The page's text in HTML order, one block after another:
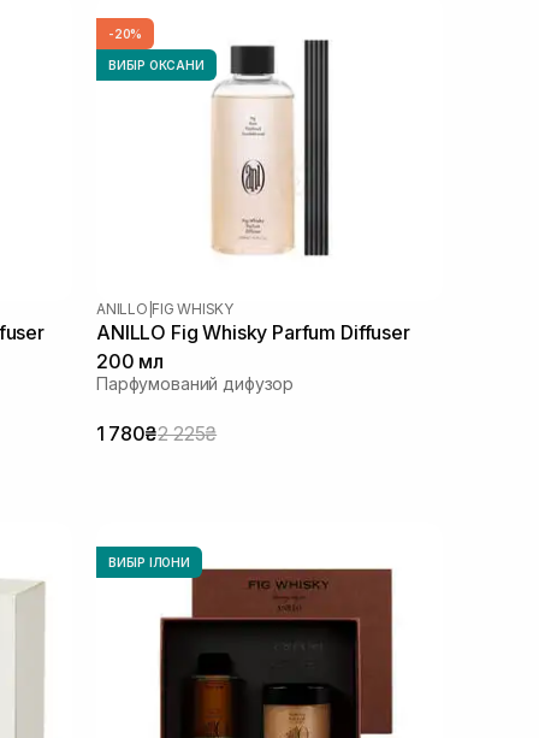
-20%
ВИБІР ОКСАНИ
ANILLO FIG WHISKY
ANILLO Fig Whisky Parfum Diffuser
200 мл
Парфумований дифузор
1 780₴2 225₴
ВИБІР ІЛОНИ